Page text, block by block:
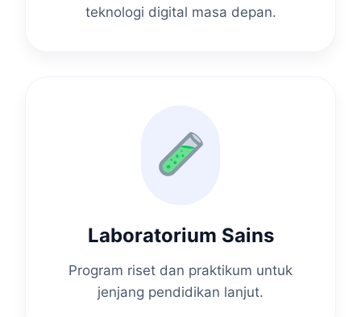
teknologi digital masa depan.
Laboratorium Sains
Program riset dan praktikum untuk
jenjang pendidikan lanjut.